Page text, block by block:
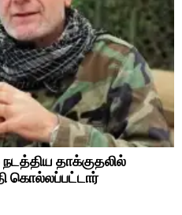
தாக்குதலில்
கொல்லப்பட்டார்